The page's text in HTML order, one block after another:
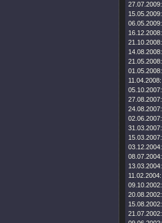
27.07.2009:
15.05.2009:
06.05.2009:
16.12.2008:
21.10.2008:
14.08.2008:
21.05.2008:
01.05.2008:
11.04.2008:
05.10.2007:
27.08.2007:
24.08.2007:
02.06.2007:
31.03.2007:
15.03.2007:
03.12.2004:
08.07.2004:
13.03.2004:
11.02.2004:
09.10.2002:
20.08.2002:
15.08.2002:
21.07.2002: